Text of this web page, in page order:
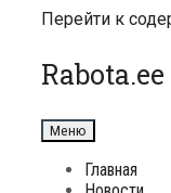
Перейти к
Меню
Главная